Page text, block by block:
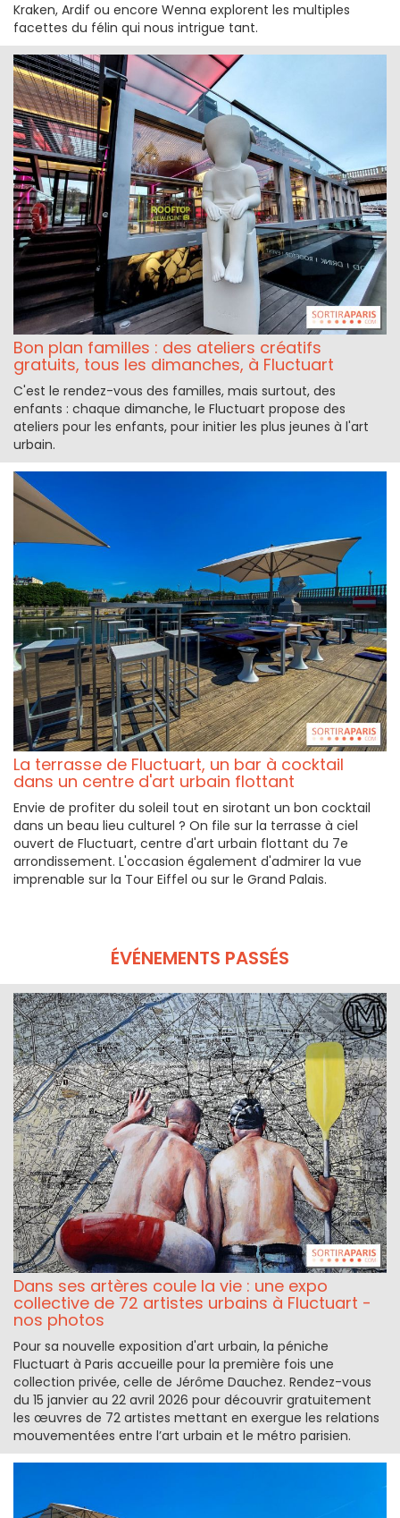
Kraken, Ardif ou encore Wenna explorent les multiples
facettes du félin qui nous intrigue tant.
Bon plan familles : des ateliers créatifs
gratuits, tous les dimanches, à Fluctuart
C'est le rendez-vous des familles, mais surtout, des
enfants : chaque dimanche, le Fluctuart propose des
ateliers pour les enfants, pour initier les plus jeunes à l'art
urbain.
La terrasse de Fluctuart, un bar à cocktail
dans un centre d'art urbain flottant
Envie de profiter du soleil tout en sirotant un bon cocktail
dans un beau lieu culturel ? On file sur la terrasse à ciel
ouvert de Fluctuart, centre d'art urbain flottant du 7e
arrondissement. L'occasion également d'admirer la vue
imprenable sur la Tour Eiffel ou sur le Grand Palais.
ÉVÉNEMENTS PASSÉS
Dans ses artères coule la vie : une expo
collective de 72 artistes urbains à Fluctuart -
nos photos
Pour sa nouvelle exposition d'art urbain, la péniche
Fluctuart à Paris accueille pour la première fois une
collection privée, celle de Jérôme Dauchez. Rendez-vous
du 15 janvier au 22 avril 2026 pour découvrir gratuitement
les œuvres de 72 artistes mettant en exergue les relations
mouvementées entre l’art urbain et le métro parisien.